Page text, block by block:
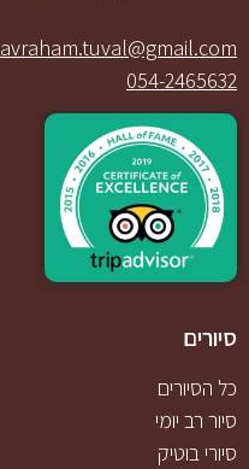
avraham.tuval@gmail.com
054-2465632
סיורים
כל הסיורים
סיור רב יומי
סיורי בוטיק